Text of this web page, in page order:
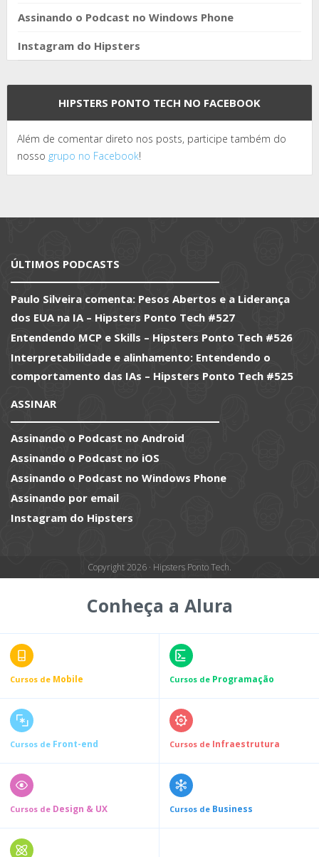
Assinando o Podcast no Windows Phone
Instagram do Hipsters
HIPSTERS PONTO TECH NO FACEBOOK
Além de comentar direto nos posts, participe também do
nosso grupo no Facebook!
ÚLTIMOS PODCASTS
Paulo Silveira comenta: Pesos Abertos e a Liderança
dos EUA na IA – Hipsters Ponto Tech #527
Entendendo MCP e Skills – Hipsters Ponto Tech #526
Interpretabilidade e alinhamento: Entendendo o
comportamento das IAs – Hipsters Ponto Tech #525
ASSINAR
Assinando o Podcast no Android
Assinando o Podcast no iOS
Assinando o Podcast no Windows Phone
Assinando por email
Instagram do Hipsters
Copyright 2026 · Hipsters Ponto Tech.
Conheça a Alura
Cursos de Mobile Cursos de Programação
Cursos de Front-end Cursos de Infraestrutura
Cursos de Design & UX Cursos de Business